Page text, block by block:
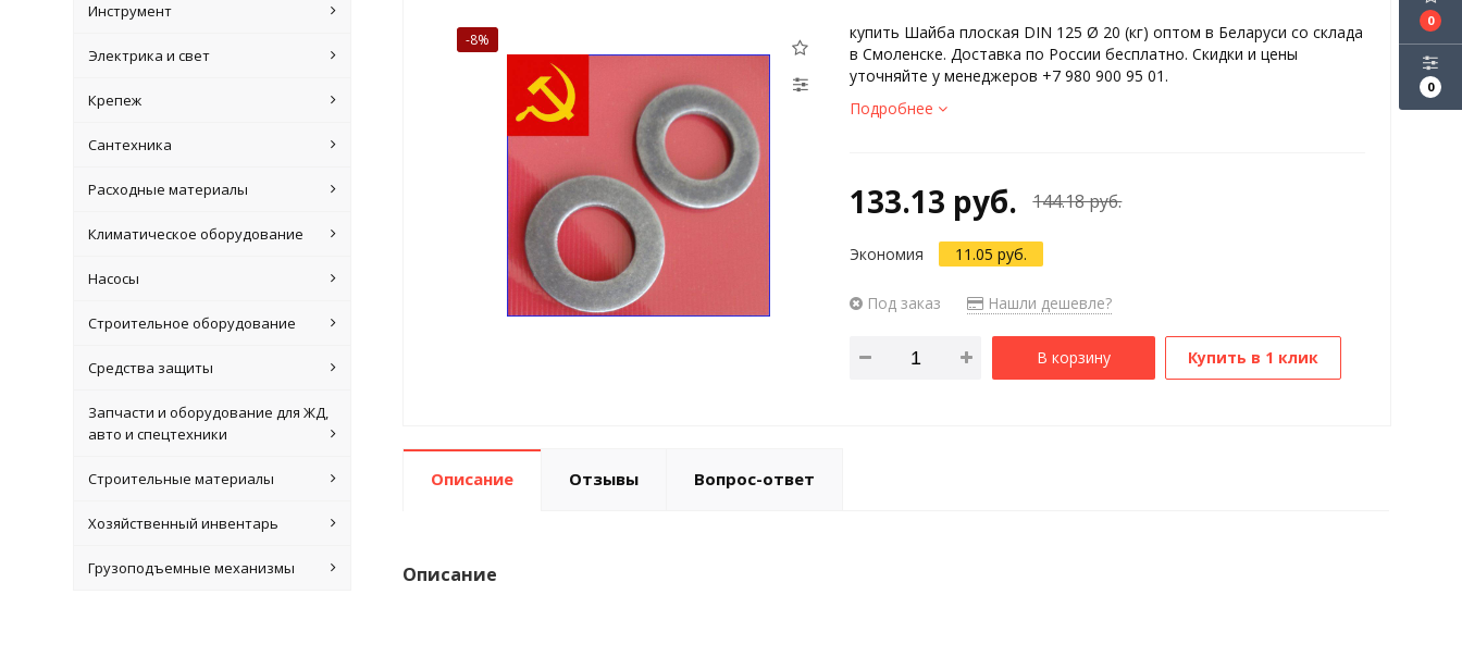
0
0
Инструмент
Электрика и свет
Крепеж
Сантехника
Расходные материалы
Климатическое оборудование
Насосы
Строительное оборудование
Средства защиты
Запчасти и оборудование для ЖД,
авто и спецтехники
Строительные материалы
Хозяйственный инвентарь
Грузоподъемные механизмы
-8%
купить Шайба плоская DIN 125 Ø 20 (кг) оптом в Беларуси со склада
в Смоленске. Доставка по России бесплатно. Скидки и цены
уточняйте у менеджеров +7 980 900 95 01.
Подробнее
133.13 руб. 144.18 руб.
Экономия 11.05 руб.
Под заказ Нашли дешевле?
В корзину Купить в 1 клик
Описание Отзывы Вопрос-ответ
Описание